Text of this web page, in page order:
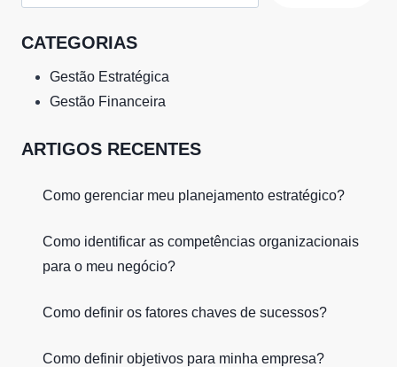
CATEGORIAS
Gestão Estratégica
Gestão Financeira
ARTIGOS RECENTES
Como gerenciar meu planejamento estratégico?
Como identificar as competências organizacionais
para o meu negócio?
Como definir os fatores chaves de sucessos?
Como definir objetivos para minha empresa?